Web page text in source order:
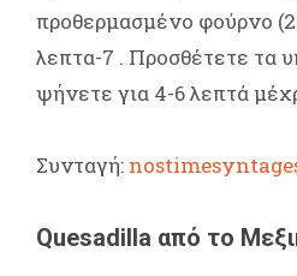
προθερμασμένο φούρνο
λεπτα-7 . Προσθέτετε τα
ψήνετε για 4-6 λεπτά
Συνταγή:
Quesadilla από το